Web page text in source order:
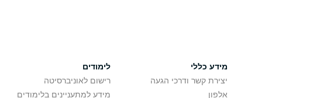
מידע כללי
יצירת קשר ודרכי הגעה
אלפון
לימודים
רישום לאוניברסיטה
מידע למתעניינים בלימודים